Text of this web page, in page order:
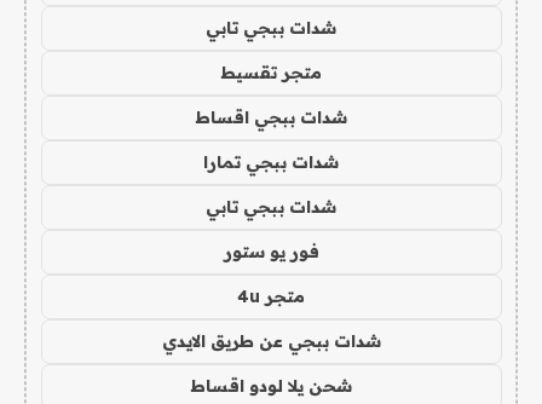
شدات ببجي تابي
متجر تقسيط
شدات ببجي اقساط
شدات ببجي تمارا
شدات ببجي تابي
فور يو ستور
متجر 4u
شدات ببجي عن طريق الايدي
شحن يلا لودو اقساط